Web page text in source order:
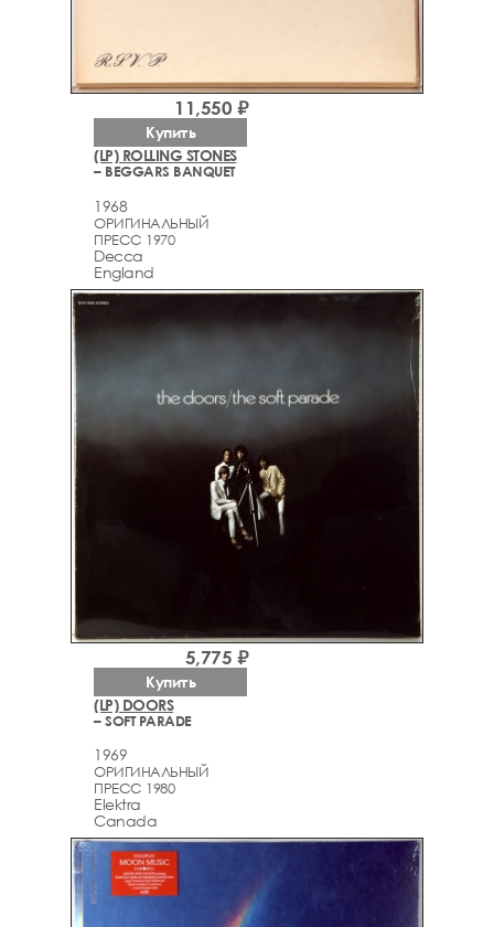
(LP) ROLLING STONES
– BEGGARS BANQUET
1968
ОРИГИНАЛЬНЫЙ
ПРЕСС 1970
Decca
England
11,550 ₽
Купить
(LP) DOORS
– SOFT PARADE
1969
ОРИГИНАЛЬНЫЙ
ПРЕСС 1980
Elektra
Canada
5,775 ₽
Купить